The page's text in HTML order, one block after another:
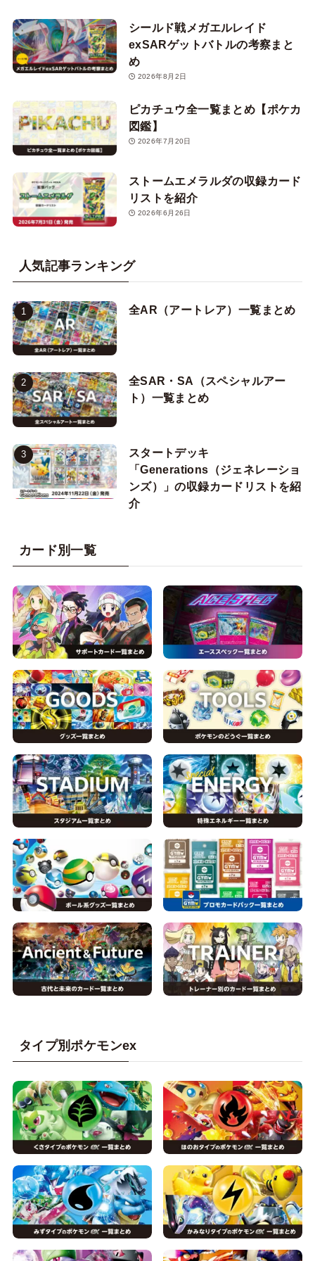
シールド戦メガエルレイド
exSARゲットバトルの考察まと
め
2026年8月2日
ピカチュウ全一覧まとめ【ポケカ
図鑑】
2026年7月20日
ストームエメラルダの収録カード
リストを紹介
2026年6月26日
人気記事ランキング
全AR（アートレア）一覧まとめ
全SAR・SA（スペシャルアー
ト）一覧まとめ
スタートデッキ
「Generations（ジェネレーショ
ンズ）」の収録カードリストを紹
介
カード別一覧
タイプ別ポケモンex